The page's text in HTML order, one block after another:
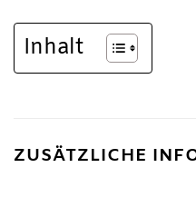
Inhalt
ZUSÄTZLICHE